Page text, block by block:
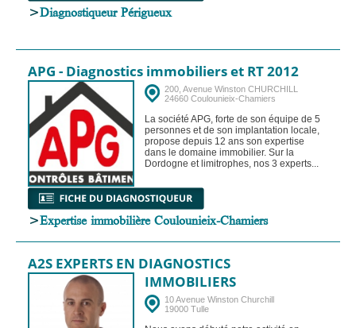
>Diagnostiqueur Périgueux
APG - Diagnostics immobiliers et RT 2012
200, Avenue Winston CHURCHILL
24660 Coulounieix-Chamiers
La société APG, forte de son équipe de 5
personnes et de son implantation locale,
propose depuis 12 ans son expertise
dans le domaine immobilier. Sur la
Dordogne et limitrophes, nos 3 experts...
>Expertise immobilière Coulounieix-Chamiers
A2S EXPERTS EN DIAGNOSTICS
IMMOBILIERS
10 Avenue Winston Churchill
19000 Tulle